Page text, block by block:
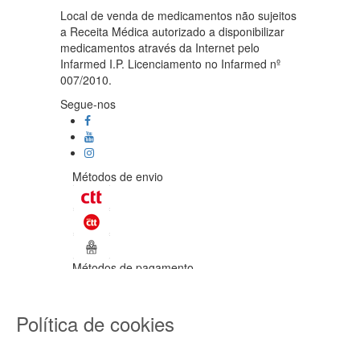
Local de venda de medicamentos não sujeitos
a Receita Médica autorizado a disponibilizar
medicamentos através da Internet pelo
Infarmed I.P. Licenciamento no Infarmed nº
007/2010.
Segue-nos
Métodos de envio
Métodos de pagamento
Todos os direitos reservados / Salvo
Política de cookies